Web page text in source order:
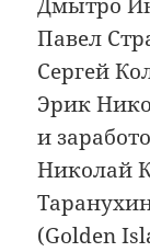
Павел
Сергей
Эрик
и
Николай
(Golden